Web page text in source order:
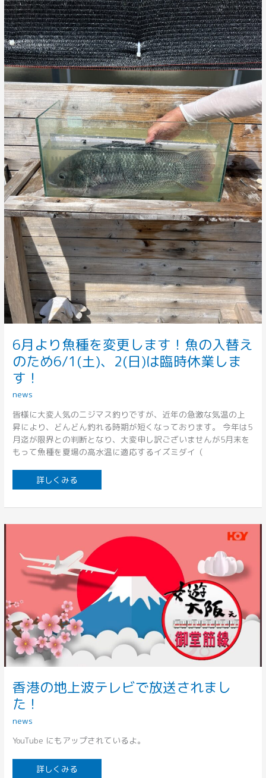
6月より魚種を変更します！魚の入替え
のため6/1(土)、2(日)は臨時休業しま
す！
news
皆様に大変人気のニジマス釣りですが、近年の急激な気温の上
昇により、どんどん釣れる時期が短くなっております。 今年は5
月迄が限界との判断となり、大変申し訳ございませんが5月末を
もって魚種を夏場の高水温に適応するイズミダイ（
り
魚
種
を
変
更
し
ま
す！
魚
の
入
替
え
の
た
め
6/1(土)、
2(日)
は
臨
時
休
業
し
ま
す！
詳しくみる
香港の地上波テレビで放送されまし
た！
news
YouTube にもアップされているよ。
香
上
波
テ
レ
ビ
送
さ
れ
ま
し
た！
詳しくみる